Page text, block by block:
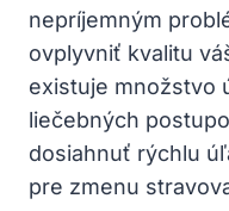
nepríjemným
ovplyvniť kvalitu
existuje množstvo
liečebných
dosiahnuť rýchlu
pre zmenu